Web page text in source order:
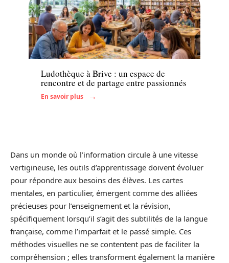
Famille
Ludothèque à Brive : un espace de
rencontre et de partage entre passionnés
En savoir plus
Dans un monde où l’information circule à une vitesse
vertigineuse, les outils d’apprentissage doivent évoluer
pour répondre aux besoins des élèves. Les cartes
mentales, en particulier, émergent comme des alliées
précieuses pour l’enseignement et la révision,
spécifiquement lorsqu’il s’agit des subtilités de la langue
française, comme l’imparfait et le passé simple. Ces
méthodes visuelles ne se contentent pas de faciliter la
compréhension ; elles transforment également la manière